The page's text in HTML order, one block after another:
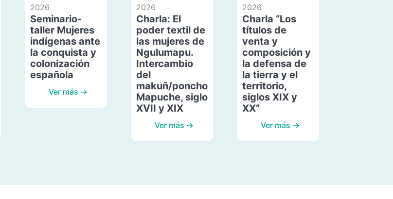
2026
Seminario-
taller Mujeres
indígenas ante
la conquista y
colonización
española
Ver más →
2026
Charla: El
poder textil de
las mujeres de
Ngulumapu.
Intercambio
del
makuñ/poncho
Mapuche, siglo
XVII y XIX
Ver más →
2026
Charla “Los
títulos de
venta y
composición y
la defensa de
la tierra y el
territorio,
siglos XIX y
XX”
Ver más →